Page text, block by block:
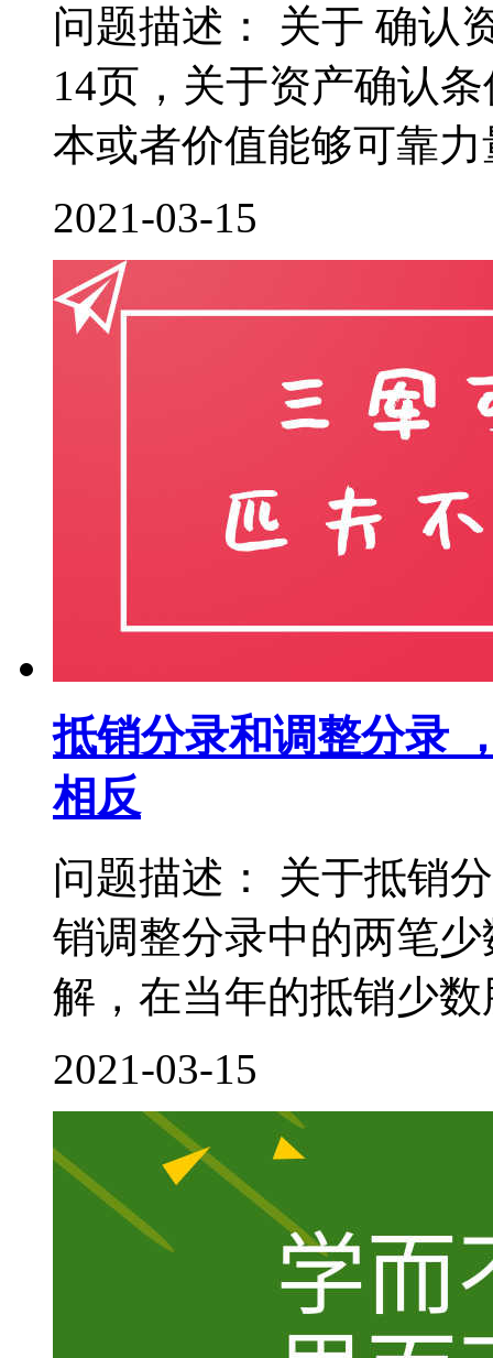
问题描述： 关于 确认
14页，关于资产确认
本或者价值能够可靠
2021-03-15
抵销分录和调整分录
相反
问题描述： 关于抵销
销调整分录中的两笔
解，在当年的抵销少
2021-03-15